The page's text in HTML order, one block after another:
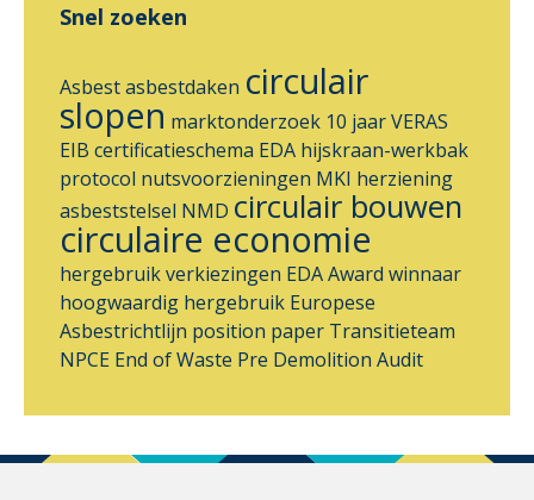
Snel zoeken
Asbestasbestdaken circulair
slopen marktonderzoek 10 jaar VERAS
EIB certificatieschema EDA hijskraan-werkbak
protocol nutsvoorzieningen MKI herziening
asbeststelsel NMD circulair bouwen
circulaire economie
hergebruikverkiezingen EDA Award winnaar
hoogwaardig hergebruik Europese
Asbestrichtlijn position paper Transitieteam
NPCE End of Waste Pre Demolition Audit